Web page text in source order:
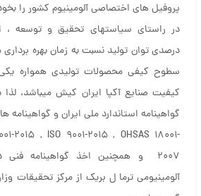
پروفیل های اختصاصی آلومینیوم کشور را
درصدی توان تولید نسبت به زمان بهره برداری
سطوح کیفی محصولات تولیدی همواره
کیفیت صنایع آکپا ایران کیش میباشد،
گواهینامه استاندارد ملی ایران و
2015 , ISO 9001-2015 , OHSAS 18001-
2007 و همچنین اخذ گواهینامه فنی
آلومینیومی ترما ل بریک از مرکز تحقیقات